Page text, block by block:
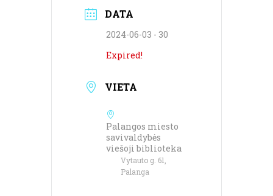
DATA
2024-06-03 - 30
Expired!
VIETA
Palangos miesto
savivaldybės
viešoji biblioteka
Vytauto g. 61,
Palanga